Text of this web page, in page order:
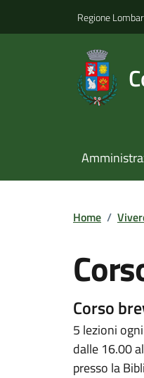
Regione
Home /
Corso
5 lezioni
dalle 16.00
presso la